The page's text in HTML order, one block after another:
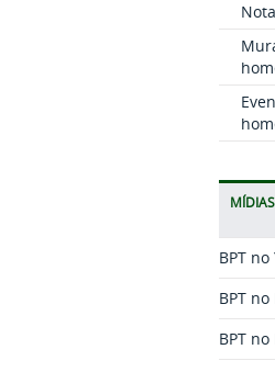
BPT
BPT
BPT